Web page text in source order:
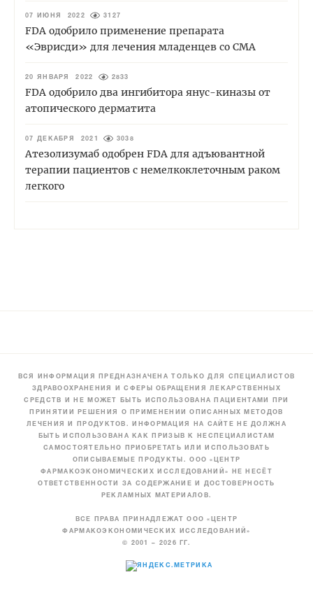
07 ИЮНЯ 2022 3127
FDA одобрило применение препарата
«Эврисди» для лечения младенцев со СМА
20 ЯНВАРЯ 2022 2833
FDA одобрило два ингибитора янус-киназы от
атопического дерматита
07 ДЕКАБРЯ 2021 3038
Атезолизумаб одобрен FDA для адъювантной
терапии пациентов с немелкоклеточным раком
легкого
ВСЯ ИНФОРМАЦИЯ ПРЕДНАЗНАЧЕНА ТОЛЬКО ДЛЯ СПЕЦИАЛИСТОВ
ЗДРАВООХРАНЕНИЯ И СФЕРЫ ОБРАЩЕНИЯ ЛЕКАРСТВЕННЫХ
СРЕДСТВ И НЕ МОЖЕТ БЫТЬ ИСПОЛЬЗОВАНА ПАЦИЕНТАМИ ПРИ
ПРИНЯТИИ РЕШЕНИЯ О ПРИМЕНЕНИИ ОПИСАННЫХ МЕТОДОВ
ЛЕЧЕНИЯ И ПРОДУКТОВ. ИНФОРМАЦИЯ НА САЙТЕ НЕ ДОЛЖНА
БЫТЬ ИСПОЛЬЗОВАНА КАК ПРИЗЫВ К НЕСПЕЦИАЛИСТАМ
САМОСТОЯТЕЛЬНО ПРИОБРЕТАТЬ ИЛИ ИСПОЛЬЗОВАТЬ
ОПИСЫВАЕМЫЕ ПРОДУКТЫ. ООО «ЦЕНТР
ФАРМАКОЭКОНОМИЧЕСКИХ ИССЛЕДОВАНИЙ» НЕ НЕСЁТ
ОТВЕТСТВЕННОСТИ ЗА СОДЕРЖАНИЕ И ДОСТОВЕРНОСТЬ
РЕКЛАМНЫХ МАТЕРИАЛОВ.
ВСЕ ПРАВА ПРИНАДЛЕЖАТ ООО «ЦЕНТР
ФАРМАКОЭКОНОМИЧЕСКИХ ИССЛЕДОВАНИЙ»
© 2001 – 2026 ГГ.